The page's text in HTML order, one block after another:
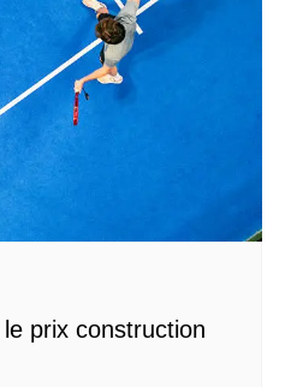
prix construction